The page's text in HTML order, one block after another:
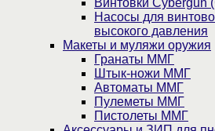
Винтовки Cybergun
Насосы для
высокого давления
Макеты и муляжи оружия
Гранаты ММГ
Штык-ножи ММГ
Автоматы ММГ
Пулеметы ММГ
Пистолеты ММГ